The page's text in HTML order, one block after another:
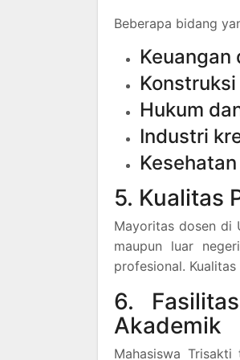
Beberapa bidang
Keuangan
Hukum
Industri
5. Kualitas
Mayoritas dosen di
maupun luar
profesional.
6.
Akademik
Mahasiswa